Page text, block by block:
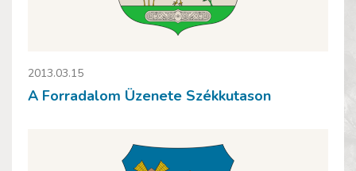
2013.03.15
A Forradalom Üzenete Székkutason